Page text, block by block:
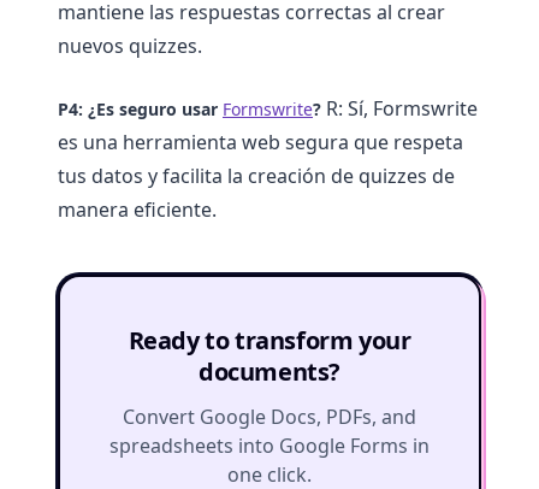
mantiene las respuestas correctas al crear
nuevos quizzes.
P4: ¿Es seguro usar Formswrite? R: Sí, Formswrite
es una herramienta web segura que respeta
tus datos y facilita la creación de quizzes de
manera eficiente.
Ready to transform your
documents?
Convert Google Docs, PDFs, and
spreadsheets into Google Forms in
one click.